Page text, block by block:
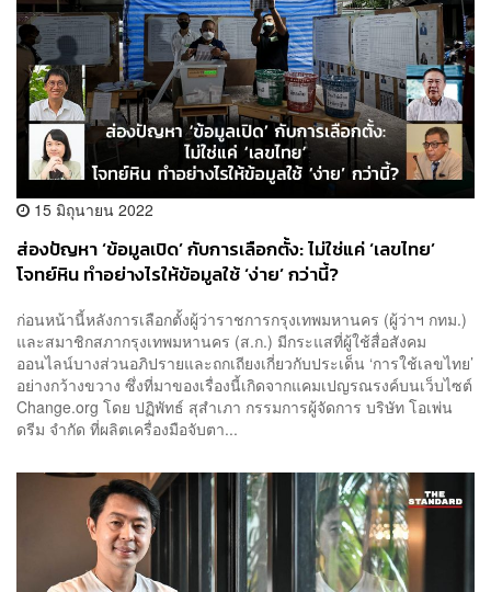
15 มิถุนายน 2022
ส่องปัญหา ‘ข้อมูลเปิด’ กับการเลือกตั้ง: ไม่ใช่แค่ ‘เลขไทย’
โจทย์หิน ทำอย่างไรให้ข้อมูลใช้ ‘ง่าย’ กว่านี้?
ก่อนหน้านี้หลังการเลือกตั้งผู้ว่าราชการกรุงเทพมหานคร (ผู้ว่าฯ กทม.)
และสมาชิกสภากรุงเทพมหานคร (ส.ก.) มีกระแสที่ผู้ใช้สื่อสังคม
ออนไลน์บางส่วนอภิปรายและถกเถียงเกี่ยวกับประเด็น ‘การใช้เลขไทย’
อย่างกว้างขวาง ซึ่งที่มาของเรื่องนี้เกิดจากแคมเปญรณรงค์บนเว็บไซต์
Change.org โดย ปฏิพัทธ์ สุสำเภา กรรมการผู้จัดการ บริษัท โอเพ่น
ดรีม จำกัด ที่ผลิตเครื่องมือจับตา...